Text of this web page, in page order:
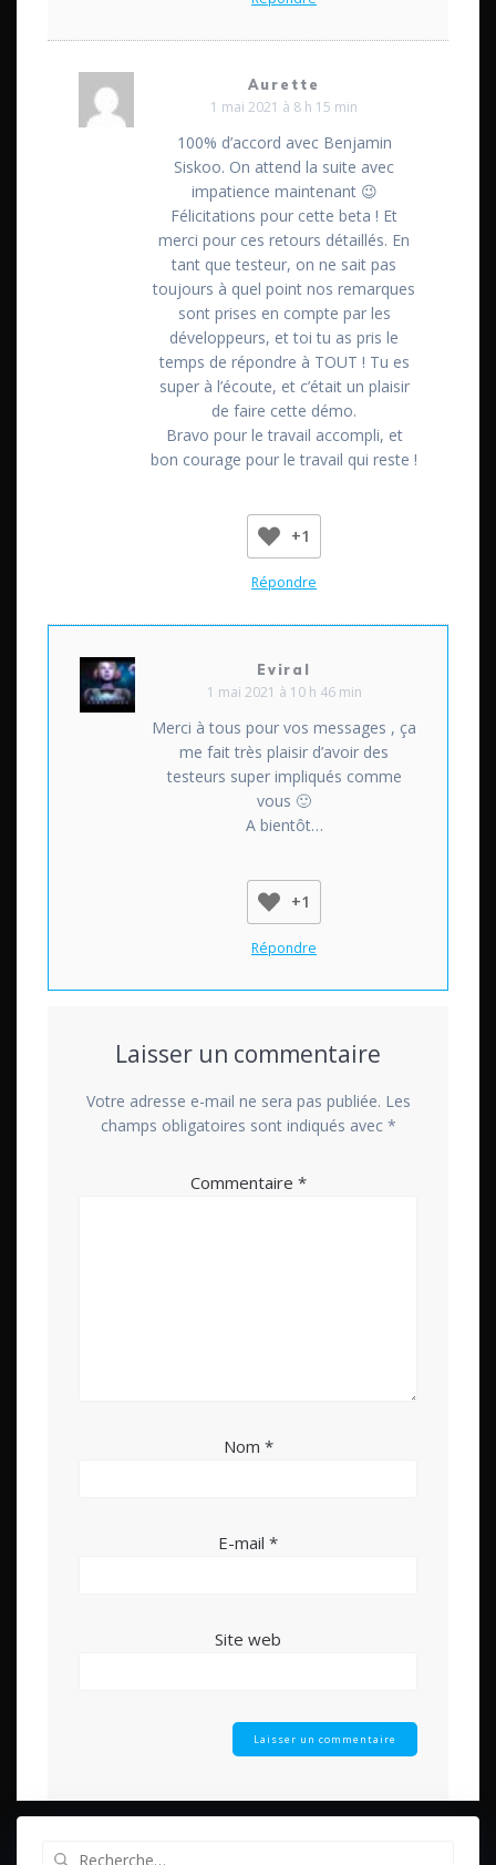
Aurette
1 mai 2021 à 8 h 15 min
100% d’accord avec Benjamin
Siskoo. On attend la suite avec
impatience maintenant 😉
Félicitations pour cette beta ! Et
merci pour ces retours détaillés. En
tant que testeur, on ne sait pas
toujours à quel point nos remarques
sont prises en compte par les
développeurs, et toi tu as pris le
temps de répondre à TOUT ! Tu es
super à l’écoute, et c’était un plaisir
de faire cette démo.
Bravo pour le travail accompli, et
bon courage pour le travail qui reste !
+1
Répondre
Eviral
1 mai 2021 à 10 h 46 min
Merci à tous pour vos messages , ça
me fait très plaisir d’avoir des
testeurs super impliqués comme
vous 🙂
A bientôt…
+1
Répondre
Laisser un commentaire
Votre adresse e-mail ne sera pas publiée. Les
champs obligatoires sont indiqués avec *
Commentaire *
Nom *
E-mail *
Site web